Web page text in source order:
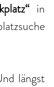
in
längst